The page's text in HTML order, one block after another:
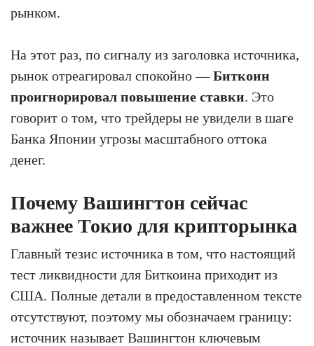
рынком.
На этот раз, по сигналу из заголовка источника,
рынок отреагировал спокойно —Биткоин
проигнорировал повышение ставки. Это
говорит о том, что трейдеры не увидели в шаге
Банка Японии угрозы масштабного оттока
денег.
Почему Вашингтон сейчас
важнее Токио для крипторынка
Главный тезис источника в том, что настоящий
тест ликвидности для Биткоина приходит из
США. Полные детали в предоставленном тексте
отсутствуют, поэтому мы обозначаем границу:
источник называет Вашингтон ключевым